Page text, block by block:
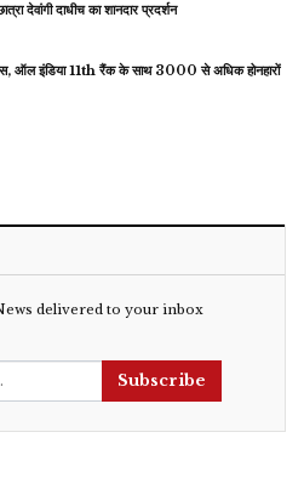
देवांगी दाधीच का शानदार प्रदर्शन
ऑल इंडिया 11th रैंक के साथ 3000 से अधिक होनहारों
delivered to your inbox
Subscribe